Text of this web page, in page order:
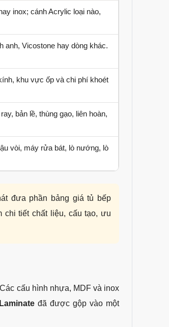
inox; cánh Acrylic loại nào,
anh, Vicostone hay dòng khác.
khu vực ốp và chi phí khoét
bản lề, thùng gạo, liên hoàn,
vòi, máy rửa bát, lò nướng, lò
đưa phần bảng giá tủ bếp
tiết chất liệu, cấu tạo, ưu
cấu hình nhựa, MDF và inox
đã được gộp vào một